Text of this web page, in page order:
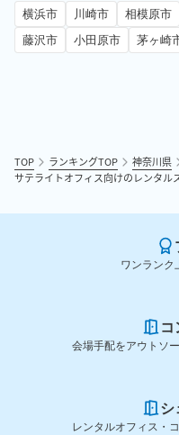
横浜市 川崎市 相模原市
藤沢市
小田原市 茅ヶ崎
TOP ランキングTOP 神奈川県
サテライトオフィス向けのレンタル
ワンランク
会場手配をアウトソ
シ
レンタルオフィス・